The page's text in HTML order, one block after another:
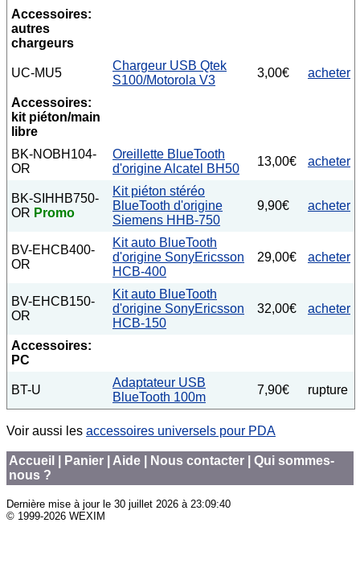
Accessoires:
autres
chargeurs
UC-MU5
Chargeur USB Qtek
S100/Motorola V3
3,00€ acheter
Accessoires:
kit piéton/main
libre
BK-NOBH104-
OR
Oreillette BlueTooth
d'origine Alcatel BH50
13,00€ acheter
BK-SIHHB750-
OR Promo
Kit piéton stéréo
BlueTooth d'origine
Siemens HHB-750
9,90€ acheter
BV-EHCB400-
OR
Kit auto BlueTooth
d'origine SonyEricsson
HCB-400
29,00€ acheter
BV-EHCB150-
OR
Kit auto BlueTooth
d'origine SonyEricsson
HCB-150
32,00€ acheter
Accessoires:
PC
BT-U
Adaptateur USB
BlueTooth 100m
7,90€ rupture
Voir aussi les accessoires universels pour PDA
Accueil Panier Aide Nous contacter
Qui sommes-
nous ?
Dernière mise à jour le 30 juillet 2026 à 23:09:40
© 1999-2026 WEXIM